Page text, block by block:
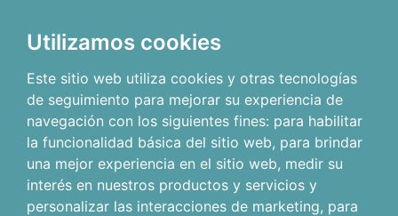
Utilizamos cookies
Este sitio web utiliza cookies y otras tecnologías
de seguimiento para mejorar su experiencia de
navegación con los siguientes fines: para habilitar
la funcionalidad básica del sitio web, para brindar
una mejor experiencia en el sitio web, medir su
interés en nuestros productos y servicios y
personalizar las interacciones de marketing, para